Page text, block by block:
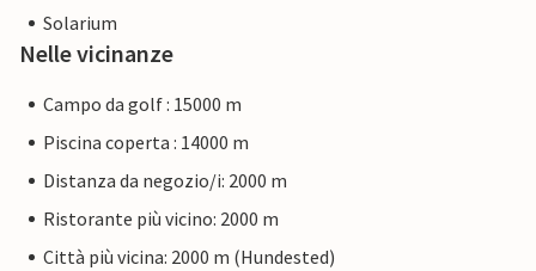
Solarium
Nelle vicinanze
Campo da golf : 15000 m
Piscina coperta : 14000 m
Distanza da negozio/i: 2000 m
Ristorante più vicino: 2000 m
Città più vicina: 2000 m (Hundested)